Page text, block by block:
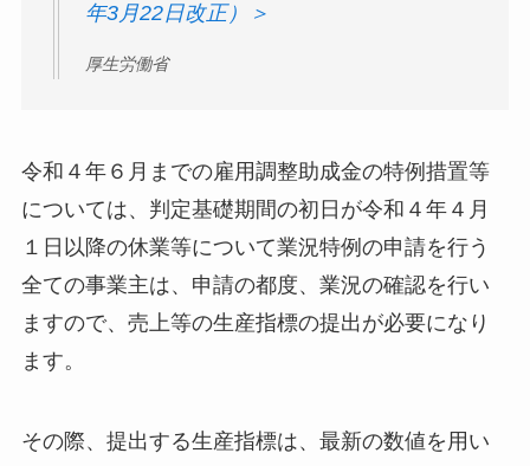
年3月22日改正）＞
厚生労働省
令和４年６月までの雇用調整助成金の特例措置等
については、判定基礎期間の初日が令和４年４月
１日以降の休業等について業況特例の申請を行う
全ての事業主は、申請の都度、業況の確認を行い
ますので、売上等の生産指標の提出が必要になり
ます。
その際、提出する生産指標は、最新の数値を用い